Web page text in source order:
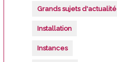
Grands sujets d'actualité
Installation
Instances